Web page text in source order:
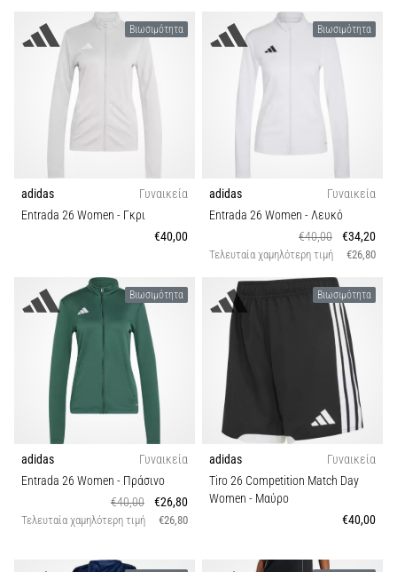
Βιωσιμότητα
adidas
Γυναικεία
Entrada 26 Women - Γκρι
€40,00
Βιωσιμότητα
adidas
Γυναικεία
Entrada 26 Women - Λευκό
€40,00
€34,20
Τελευταία χαμηλότερη τιμή €26,80
Βιωσιμότητα
adidas
Γυναικεία
Entrada 26 Women - Πράσινο
€40,00
€26,80
Τελευταία χαμηλότερη τιμή €26,80
Βιωσιμότητα
adidas
Γυναικεία
Tiro 26 Competition Match Day
Women - Μαύρο
€40,00